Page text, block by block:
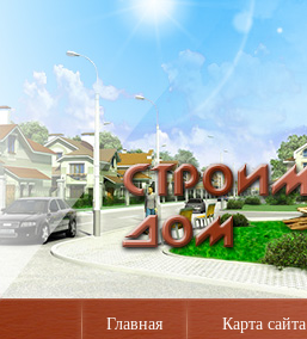
Главная Карта сайта